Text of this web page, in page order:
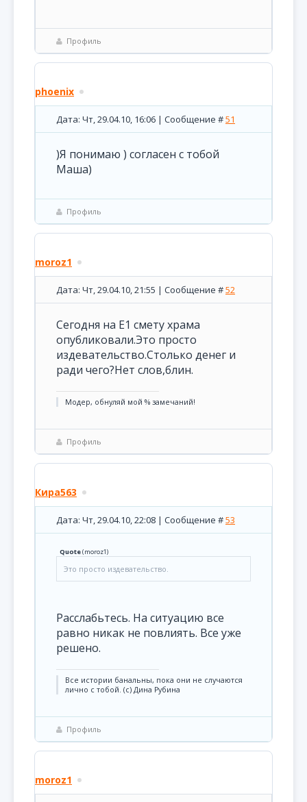
Профиль
phoenix
Дата: Чт, 29.04.10, 16:06 | Сообщение #51
)Я понимаю ) согласен с тобой
Маша)
Профиль
moroz1
Дата: Чт, 29.04.10, 21:55 | Сообщение #52
Сегодня на Е1 смету храма
опубликовали.Это просто
издевательство.Столько денег и
ради чего?Нет слов,блин.
Модер, обнуляй мой % замечаний!
Профиль
Кира563
Дата: Чт, 29.04.10, 22:08 | Сообщение #53
Quote(moroz1)
Это просто издевательство.
Расслабьтесь. На ситуацию все
равно никак не повлиять. Все уже
решено.
Все истории банальны, пока они не случаются
лично с тобой. (с) Дина Рубина
Профиль
moroz1